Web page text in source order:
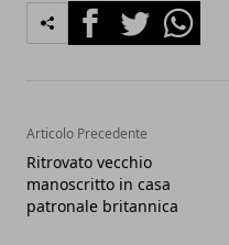
FacebookTwitterWhatsapp
Articolo Precedente
Ritrovato vecchio
manoscritto in casa
patronale britannica